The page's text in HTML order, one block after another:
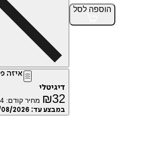
הוספה לסל
איזה
דיגיטלי
₪32 מחיר קודם:
במבצע עד: 08/2026